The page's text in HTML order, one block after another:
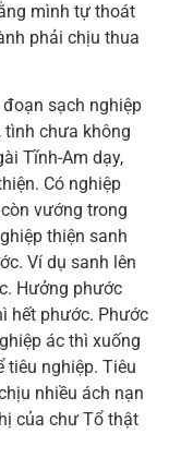
mình tự thoát
phải chịu thua
sạch nghiệp
tình chưa không
Tĩnh-Am dạy,
Có nghiệp
vướng trong
thiện sanh
Ví dụ sanh lên
Hưởng phước
hết phước. Phước
ác thì xuống
tiêu nghiệp. Tiêu
nhiều ách nạn
của chư Tổ thật